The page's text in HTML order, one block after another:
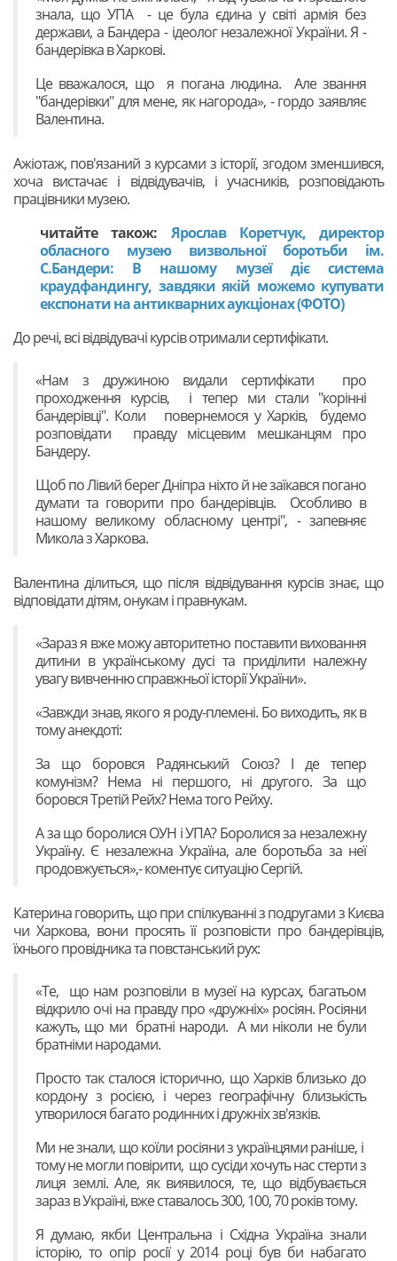
знала, що УПА - це була єдина у світі армія без
держави, а Бандера - ідеолог незалежної України. Я -
бандерівка в Харкові.
Це вважалося, що я погана людина. Але звання
"бандерівки" для мене, як нагорода», - гордо заявляє
Валентина.
Ажіотаж, пов'язаний з курсами з історії, згодом зменшився,
хоча вистачає і відвідувачів, і учасників, розповідають
працівники музею.
читайте також: Ярослав Коретчук, директор
обласного музею визвольної боротьби ім.
С.Бандери: В нашому музеї діє система
краудфандингу, завдяки якій можемо купувати
експонати на антикварних аукціонах (ФОТО)
До речі, всі відвідувачі курсів отримали сертифікати.
«Нам з дружиною видали сертифікати про
проходження курсів, і тепер ми стали "корінні
бандерівці". Коли повернемося у Харків, будемо
розповідати правду місцевим мешканцям про
Бандеру.
Щоб по Лівий берег Дніпра ніхто й не заїкався погано
думати та говорити про бандерівців. Особливо в
нашому великому обласному центрі", - запевняє
Микола з Харкова.
Валентина ділиться, що після відвідування курсів знає, що
відповідати дітям, онукам і правнукам.
«Зараз я вже можу авторитетно поставити виховання
дитини в українському дусі та приділити належну
увагу вивченню справжньої історії України».
«Завжди знав, якого я роду-племені. Бо виходить, як в
тому анекдоті:
За що боровся Радянський Союз? І де тепер
комунізм? Нема ні першого, ні другого. За що
боровся Третій Рейх? Нема того Рейху.
А за що боролися ОУН і УПА? Боролися за незалежну
Україну. Є незалежна Україна, але боротьба за неї
продовжується»,- коментує ситуацію Сергій.
Катерина говорить, що при спілкуванні з подругами з Києва
чи Харкова, вони просять її розповісти про бандерівців,
їхнього провідника та повстанський рух:
«Те, що нам розповіли в музеї на курсах, багатьом
відкрило очі на правду про «дружніх» росіян. Росіяни
кажуть, що ми братні народи. А ми ніколи не були
братніми народами.
Просто так сталося історично, що Харків близько до
кордону з росією, і через географічну близькість
утворилося багато родинних і дружніх зв'язків.
Ми не знали, що коїли росіяни з українцями раніше, і
тому не могли повірити, що сусіди хочуть нас стерти з
лиця землі. Але, як виявилося, те, що відбувається
зараз в Україні, вже ставалось 300, 100, 70 років тому.
Я думаю, якби Центральна і Східна Україна знали
історію, то опір росії у 2014 році був би набагато